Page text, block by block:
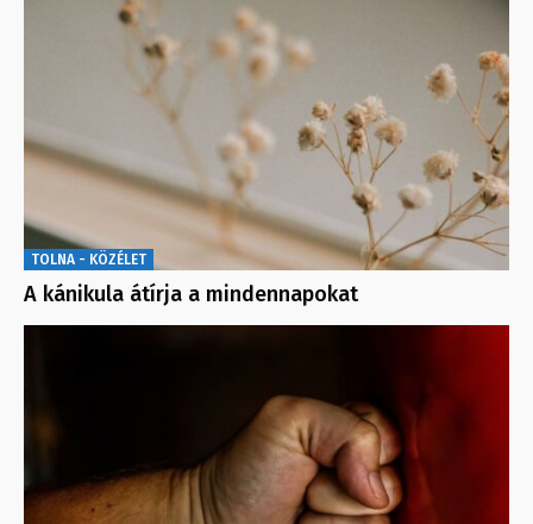
TOLNA - KÖZÉLET
A kánikula átírja a mindennapokat